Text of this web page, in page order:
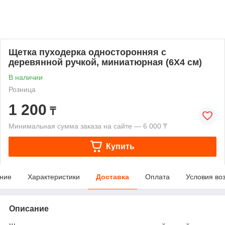
Щетка пуходерка односторонняя с
деревянной ручкой, миниатюрная (6Х4 см)
В наличии
Розница
1 200 ₸
Минимальная сумма заказа на сайте — 6 000 ₸
Купить
Характеристики Доставка Оплата Условия
Описание